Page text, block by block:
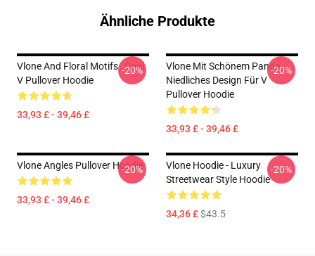
Ähnliche Produkte
Vlone And Floral Motifs , Cool
V Pullover Hoodie
33,93 £ - 39,46 £
-20%
Vlone Mit Schönem Panda,
Niedliches Design Für V
Pullover Hoodie
33,93 £ - 39,46 £
-20%
Vlone Angles Pullover Hoodie
33,93 £ - 39,46 £
-20%
Vlone Hoodie - Luxury
Streetwear Style Hoodie
34,36 £$43.5
-20%